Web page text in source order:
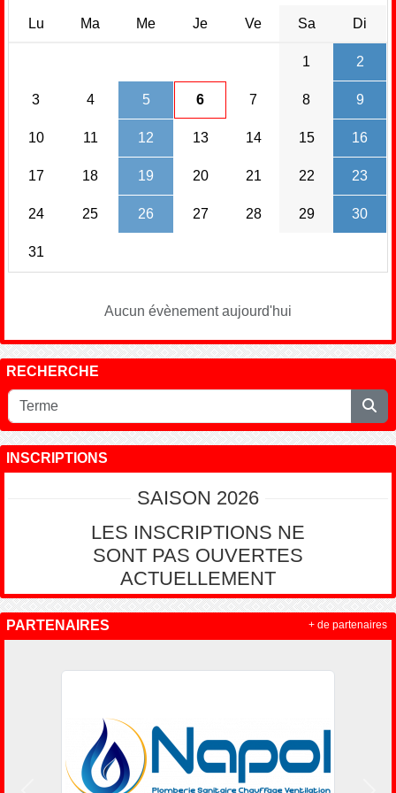
Lu Ma Me Je Ve Sa Di
1 2
3 4 5 6 7 8 9
10 11 12 13 14 15 16
17 18 19 20 21 22 23
24 25 26 27 28 29 30
31
Aucun évènement aujourd'hui
RECHERCHE
INSCRIPTIONS
SAISON 2026
LES INSCRIPTIONS NE
SONT PAS OUVERTES
ACTUELLEMENT
PARTENAIRES + de partenaires